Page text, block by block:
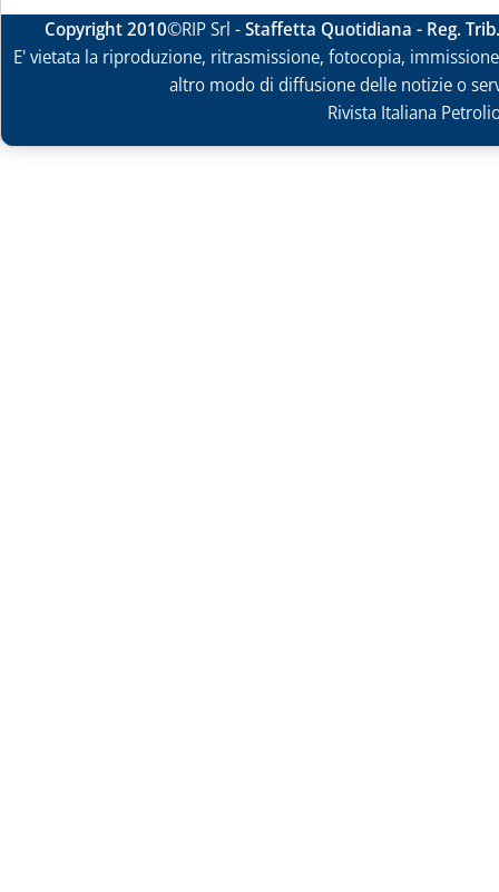
Copyright 2010©RIP Srl -Staffetta Quotidiana - Reg.
E' vietata la riproduzione, ritrasmissione, fotocopia,
altro modo di diffusione delle notizie o
Rivista Italiana